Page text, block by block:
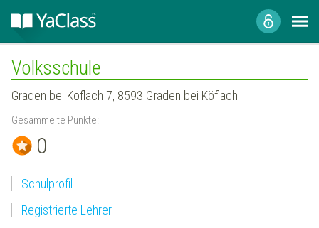
Volksschule
Graden bei Köflach 7, 8593 Graden bei Köflach
Gesammelte Punkte:
0
Schulprofil
Registrierte Lehrer